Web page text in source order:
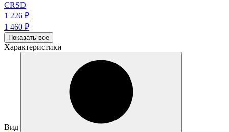
CRSD
1 226 ₽
1 460 ₽
Показать все
Характеристики
Вид